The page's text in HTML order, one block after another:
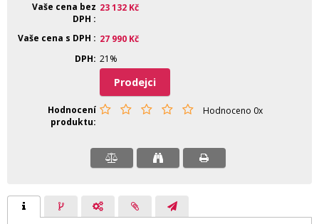
Vaše cena bez
DPH
23 132 Kč
Vaše cena s DPH 27 990 Kč
DPH 21%
Prodejci
Hodnocení
produktu
Hodnoceno 0x